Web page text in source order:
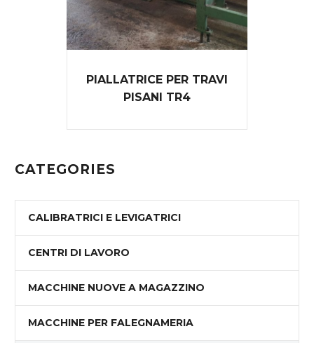
PIALLATRICE PER TRAVI
PISANI TR4
CATEGORIES
CALIBRATRICI E LEVIGATRICI
CENTRI DI LAVORO
MACCHINE NUOVE A MAGAZZINO
MACCHINE PER FALEGNAMERIA